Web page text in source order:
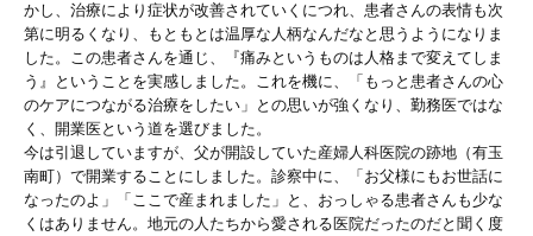
個人の会計と税務
相続対策
医業経営支援
公益法人・社会福祉法人支援
起業家支援・開業支援
かし、治療により症状が改善されていくにつれ、患者さんの表情も次
第に明るくなり、もともとは温厚な人柄なんだなと思うようになりま
した。この患者さんを通じ、『痛みというものは人格まで変えてしま
う』ということを実感しました。これを機に、「もっと患者さんの心
のケアにつながる治療をしたい」との思いが強くなり、勤務医ではな
く、開業医という道を選びました。
今は引退していますが、父が開設していた産婦人科医院の跡地（有玉
南町）で開業することにしました。診察中に、「お父様にもお世話に
なったのよ」「ここで産まれました」と、おっしゃる患者さんも少な
くはありません。地元の人たちから愛される医院だったのだと聞く度